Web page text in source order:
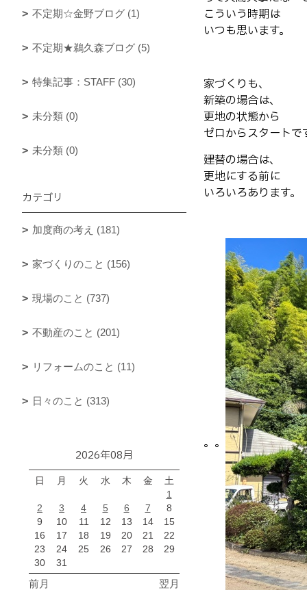
こういう時期は
いつも思います。
家づくりも、
新築の場合は、
更地の状態から
ゼロからスタートで
建替の場合は、
更地にする前に
いろいろあります。
。。
不定期☆金野ブログ (1)
不定期★鵜久森ブログ (5)
特集記事：STAFF (30)
未分類 (0)
未分類 (0)
カテゴリ
加度商の考え (181)
家づくりのこと (156)
現場のこと (737)
不動産のこと (201)
リフォームのこと (11)
日々のこと (313)
2026年08月
日 月 火 水 木 金
土
1
2
3 4 5 6 7
8
9
10 11 12 13 14
15
16
17 18 19 20 21
22
23
24 25 26 27 28
29
30
31
前月 翌月